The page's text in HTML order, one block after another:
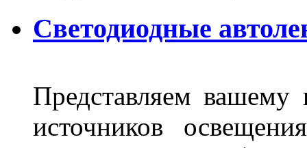
Светодиодные
Представляем
источников